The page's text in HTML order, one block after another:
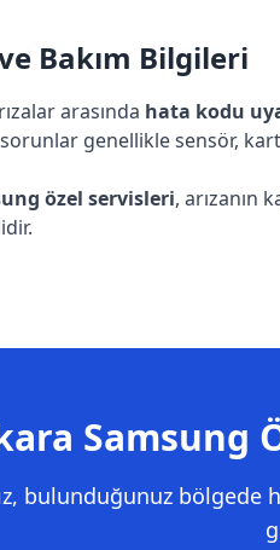
Bakım Bilgileri
arasında hata kodu
sorunlar genellikle sensör,
özel servisleri, arızanın
Samsung
bulunduğunuz bölgede